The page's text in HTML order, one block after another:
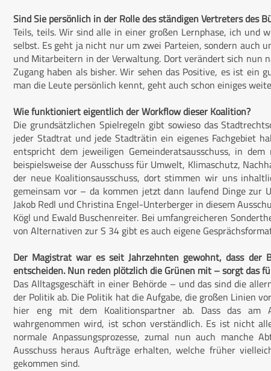
Sind Sie persönlich in der Rolle des ständigen Vertreters des
Teils, teils. Wir sind alle in einer großen Lernphase, ich und
selbst. Es geht ja nicht nur um zwei Parteien, sondern auch
und Mitarbeitern in der Verwaltung. Dort verändert sich nun
Zugang haben als bisher. Wir sehen das Positive, es ist ein
man die Leute persönlich kennt, geht auch schon einiges
Wie funktioniert eigentlich der Workflow dieser Koalition?
Die grundsätzlichen Spielregeln gibt sowieso das
jeder Stadtrat und jede Stadträtin ein eigenes Fachgebiet
entspricht dem jeweiligen Gemeinderatsausschuss, in
beispielsweise der Ausschuss für Umwelt, Klimaschutz,
der neue Koalitionsausschuss, dort stimmen wir uns
gemeinsam vor – da kommen jetzt dann laufend Dinge zur
Jakob Redl und Christina Engel-Unterberger in diesem
Kögl und Ewald Buschenreiter. Bei umfangreicheren
von Alternativen zur S 34 gibt es auch eigene
Der Magistrat war es seit Jahrzehnten gewohnt, dass der
entscheiden. Nun reden plötzlich die Grünen mit – sorgt das
Das Alltagsgeschäft in einer Behörde – und das sind die
der Politik ab. Die Politik hat die Aufgabe, die großen Linien
hier eng mit dem Koalitionspartner ab. Dass das am
wahrgenommen wird, ist schon verständlich. Es ist nicht
normale Anpassungsprozesse, zumal nun auch manche
Ausschuss heraus Aufträge erhalten, welche früher
gekommen sind.